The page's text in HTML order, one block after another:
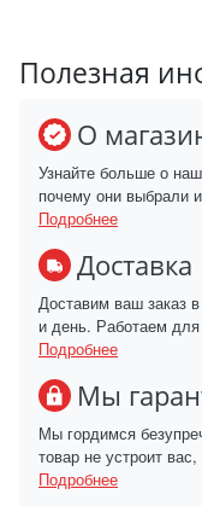
Полезная
О
Узнайте больше о
почему они выбрали
Подробнее
Доставка
Доставим ваш заказ
и день. Работаем
Подробнее
Мы
Мы гордимся
товар не устроит
Подробнее